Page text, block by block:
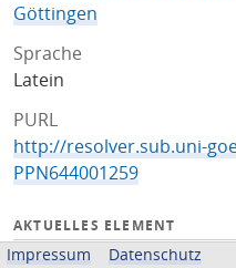
Göttingen
Sprache
Latein
PURL
http://resolver.sub.uni-
PPN644001259
AKTUELLES ELEMENT
Impressum Datenschutz